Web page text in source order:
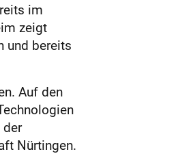
im
zeigt
und bereits
Auf den
Nürtingen.